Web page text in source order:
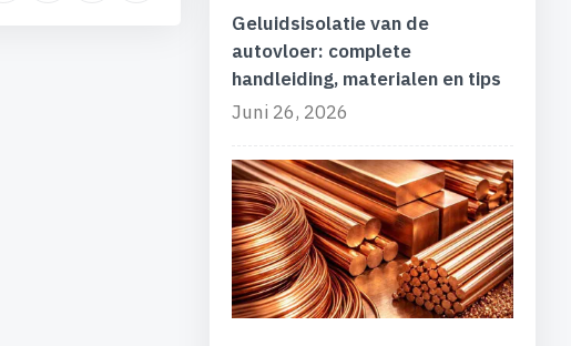
Geluidsisolatie van de
autovloer: complete
handleiding, materialen en tips
Juni 26, 2026